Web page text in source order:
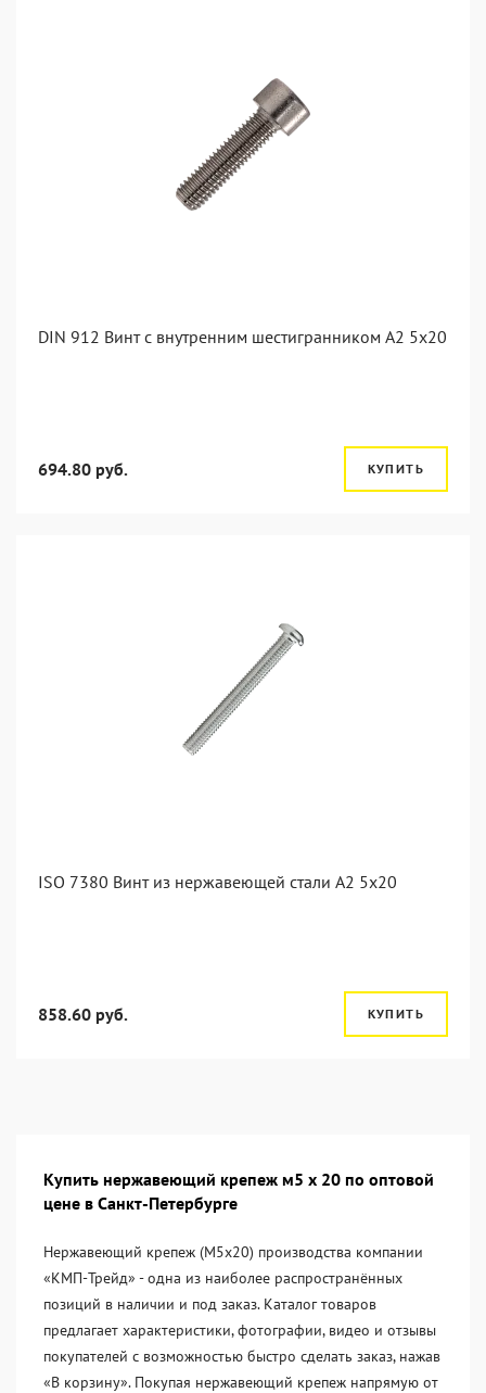
DIN 912 Винт с внутренним шестигранником А2 5х20
694.80 руб. КУПИТЬ
ISO 7380 Винт из нержавеющей стали А2 5х20
858.60 руб. КУПИТЬ
Купить нержавеющий крепеж м5 х 20 по оптовой
цене в Санкт-Петербурге
Нержавеющий крепеж (М5х20) производства компании
«KМП-Трейд» - одна из наиболее распространённых
позиций в наличии и под заказ. Каталог товаров
предлагает характеристики, фотографии, видео и отзывы
покупателей с возможностью быстро сделать заказ, нажав
«В корзину». Покупая нержавеющий крепеж напрямую от